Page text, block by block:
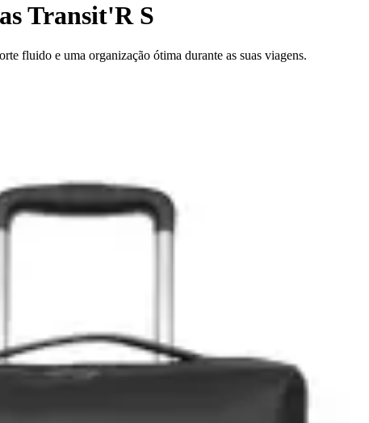
Transit'R S
fluido e uma organização ótima durante as suas viagens.